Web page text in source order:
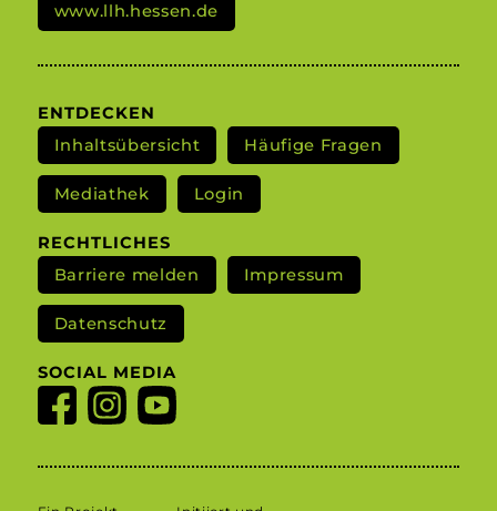
www.llh.hessen.de
ENTDECKEN
Inhaltsübersicht
Häufige Fragen
Mediathek Login
RECHTLICHES
Barriere melden
Impressum
Datenschutz
SOCIAL MEDIA